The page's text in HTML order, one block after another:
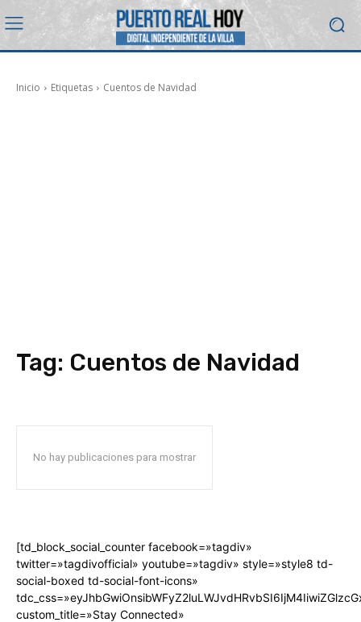
Inicio Etiquetas Cuentos de Navidad
Tag: Cuentos de Navidad
No hay publicaciones para mostrar
[td_block_social_counter facebook=»tagdiv»
twitter=»tagdivofficial» youtube=»tagdiv» style=»style8 td-
social-boxed td-social-font-icons»
custom_title=»Stay Connected»